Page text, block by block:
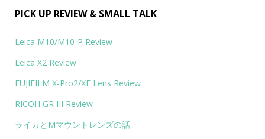
PICK UP REVIEW & SMALL TALK
Leica M10/M10-P Review
Leica X2 Review
FUJIFILM X-Pro2/XF Lens Review
RICOH GR III Review
ライカとMマウントレンズの話